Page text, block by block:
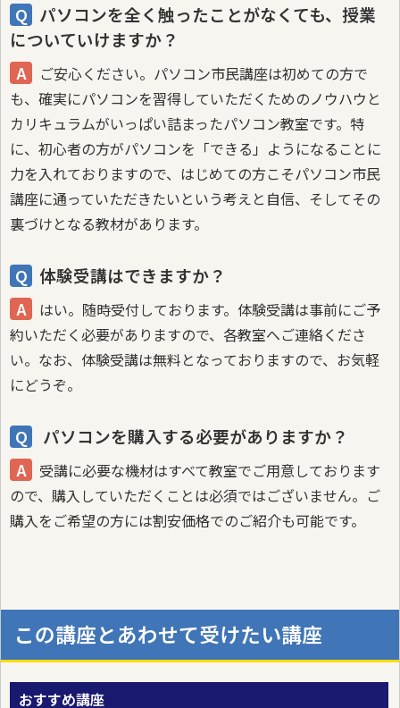
パソコンを全く触ったことがなくても、授業
についていけますか？
ご安心ください。パソコン市民講座は初めての方で
も、確実にパソコンを習得していただくためのノウハウと
カリキュラムがいっぱい詰まったパソコン教室です。特
に、初心者の方がパソコンを「できる」ようになることに
力を入れておりますので、はじめての方こそパソコン市民
講座に通っていただきたいという考えと自信、そしてその
裏づけとなる教材があります。
体験受講はできますか？
はい。随時受付しております。体験受講は事前にご予
約いただく必要がありますので、各教室へご連絡くださ
い。なお、体験受講は無料となっておりますので、お気軽
にどうぞ。
パソコンを購入する必要がありますか？
受講に必要な機材はすべて教室でご用意しております
ので、購入していただくことは必須ではございません。ご
購入をご希望の方には割安価格でのご紹介も可能です。
この講座とあわせて受けたい講座
おすすめ講座